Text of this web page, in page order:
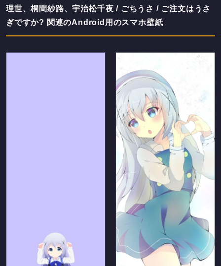
理世、桐間紗路、宇治松千夜 / ごちうさ / ご注文はうさ
ぎですか? 関連のAndroid用のスマホ壁紙